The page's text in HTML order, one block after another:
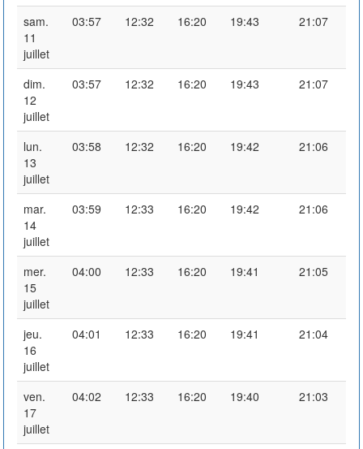
sam.
11
juillet
03:57 12:32 16:20 19:43 21:07
dim.
12
juillet
03:57 12:32 16:20 19:43 21:07
lun.
13
juillet
03:58 12:32 16:20 19:42 21:06
mar.
14
juillet
03:59 12:33 16:20 19:42 21:06
mer.
15
juillet
04:00 12:33 16:20 19:41 21:05
jeu.
16
juillet
04:01 12:33 16:20 19:41 21:04
ven.
17
juillet
04:02 12:33 16:20 19:40 21:03